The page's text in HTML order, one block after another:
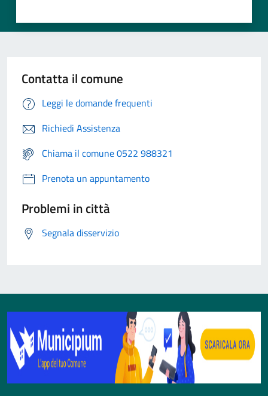
Contatta il comune
Leggi le domande frequenti
Richiedi Assistenza
Chiama il comune 0522 988321
Prenota un appuntamento
Problemi in città
Segnala disservizio